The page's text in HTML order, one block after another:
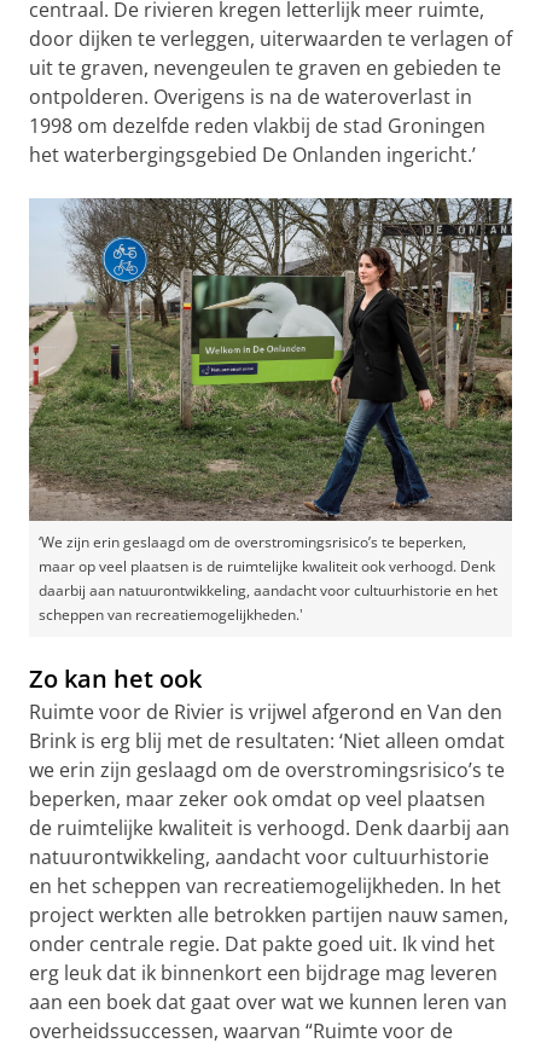
centraal. De rivieren kregen letterlijk meer ruimte,
door dijken te verleggen, uiterwaarden te verlagen of
uit te graven, nevengeulen te graven en gebieden te
ontpolderen. Overigens is na de wateroverlast in
1998 om dezelfde reden vlakbij de stad Groningen
het waterbergingsgebied De Onlanden ingericht.’
‘We zijn erin geslaagd om de overstromingsrisico’s te beperken,
maar op veel plaatsen is de ruimtelijke kwaliteit ook verhoogd. Denk
daarbij aan natuurontwikkeling, aandacht voor cultuurhistorie en het
scheppen van recreatiemogelijkheden.'
Zo kan het ook
Ruimte voor de Rivier is vrijwel afgerond en Van den
Brink is erg blij met de resultaten: ‘Niet alleen omdat
we erin zijn geslaagd om de overstromingsrisico’s te
beperken, maar zeker ook omdat op veel plaatsen
de ruimtelijke kwaliteit is verhoogd. Denk daarbij aan
natuurontwikkeling, aandacht voor cultuurhistorie
en het scheppen van recreatiemogelijkheden. In het
project werkten alle betrokken partijen nauw samen,
onder centrale regie. Dat pakte goed uit. Ik vind het
erg leuk dat ik binnenkort een bijdrage mag leveren
aan een boek dat gaat over wat we kunnen leren van
overheidssuccessen, waarvan “Ruimte voor de